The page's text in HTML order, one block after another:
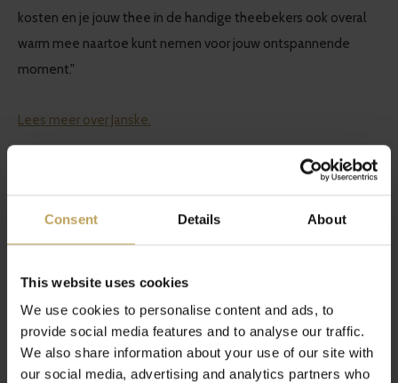
Consent Details About
This website uses cookies
We use cookies to personalise content and ads, to
provide social media features and to analyse our traffic.
We also share information about your use of our site with
our social media, advertising and analytics partners who
kosten en je jouw thee in de handige theebekers ook overal
warm mee naartoe kunt nemen voor jouw ontspannende
moment."
Lees meer over Janske.
Recente artikelen
Het laatste nieuws op ons blog